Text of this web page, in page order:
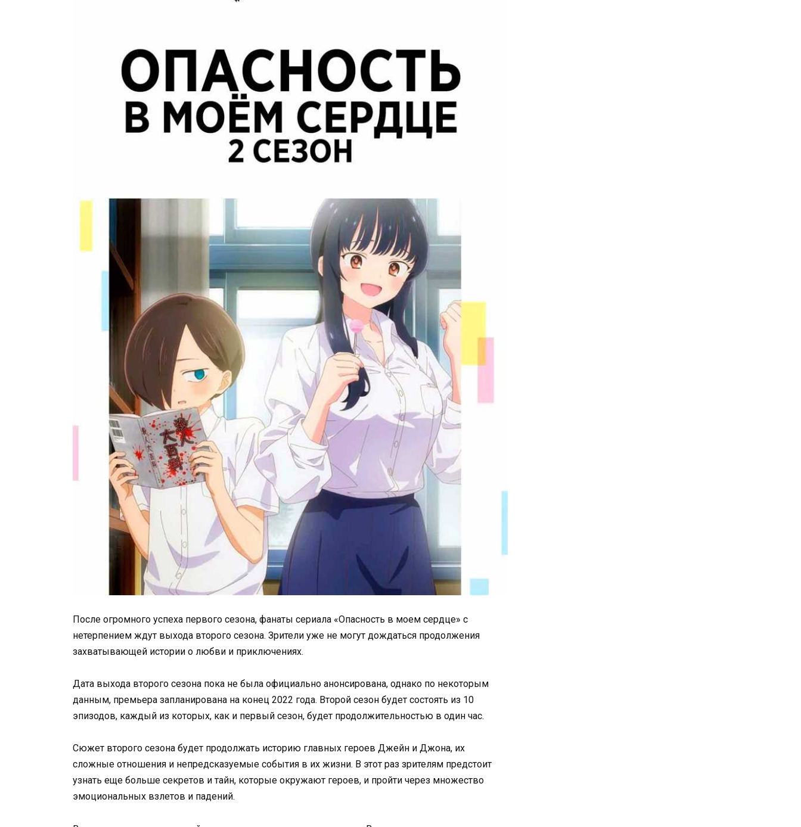
После огромного успеха первого сезона, фанаты сериала «Опасность в моем сердце» с
нетерпением ждут выхода второго сезона. Зрители уже не могут дождаться продолжения
захватывающей истории о любви и приключениях.
Дата выхода второго сезона пока не была официально анонсирована, однако по некоторым
данным, премьера запланирована на конец 2022 года. Второй сезон будет состоять из 10
эпизодов, каждый из которых, как и первый сезон, будет продолжительностью в один час.
Сюжет второго сезона будет продолжать историю главных героев Джейн и Джона, их
сложные отношения и непредсказуемые события в их жизни. В этот раз зрителям предстоит
узнать еще больше секретов и тайн, которые окружают героев, и пройти через множество
эмоциональных взлетов и падений.